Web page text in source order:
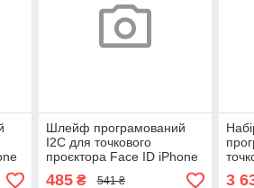
Шлейф програмований
I2C для точкового
проєктора Face ID iPhone
485₴ 541 ₴ 3